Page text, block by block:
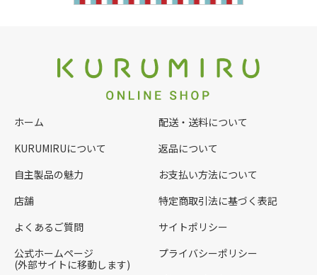
ホーム
KURUMIRUについて
自主製品の魅力
店舗
よくあるご質問
公式ホームページ
(外部サイトに移動します)
配送・送料について
返品について
お支払い方法について
特定商取引法に基づく表記
サイトポリシー
プライバシーポリシー